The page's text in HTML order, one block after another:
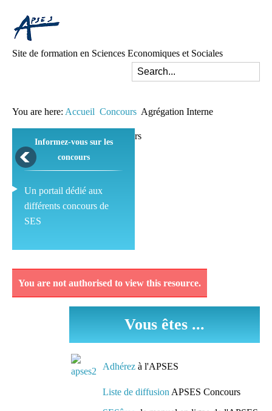
Site de formation en Sciences Economiques et Sociales
You are here: Accueil Concours Agrégation Interne
Informez-vous sur les
concours
Un portail dédié aux
différents concours de
SES
Découvrez et analysez
mises en oeuvre dans les
You are not authorised to view this resource.
Vous êtes ...
Adhérez à l'APSES
Liste de diffusion APSES Concours